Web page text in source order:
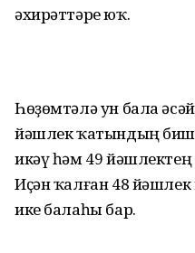
әхирәттәре юҡ.
Һөҙөмтәлә ун бала
йәшлек ҡатындың биш
икәү һәм 49
Иҫән ҡалған 48
ике балаһы бар.